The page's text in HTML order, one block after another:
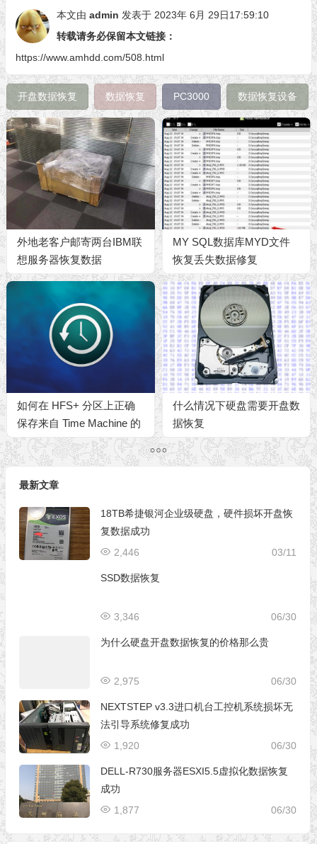
本文由 admin 发表于 2023年 6月 29日17:59:10
转载请务必保留本文链接：
https://www.amhdd.com/508.html
开盘数据恢复 数据恢复 PC3000 数据恢复设备
外地老客户邮寄两台IBM联
想服务器恢复数据
MY SQL数据库MYD文件
恢复丢失数据修复
如何在 HFS+ 分区上正确
保存来自 Time Machine 的
数据
什么情况下硬盘需要开盘数
据恢复
最新文章
18TB希捷银河企业级硬盘，硬件损坏开盘恢
复数据成功
03/11
2,446
SSD数据恢复
06/30
3,346
为什么硬盘开盘数据恢复的价格那么贵
06/30
2,975
NEXTSTEP v3.3进口机台工控机系统损坏无
法引导系统修复成功
06/30
1,920
DELL-R730服务器ESXI5.5虚拟化数据恢复
成功
06/30
1,877